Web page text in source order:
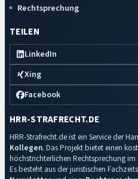
Rechtsprechung
TEILEN
LinkedIn
Xing
Facebook
HRR-STRAFRECHT.DE
HRR-Strafrecht.de ist ein Service der
Kollegen. Das Projekt bietet einen
höchstrichterlichen Rechtsprechung im
Es besteht aus der juristischen